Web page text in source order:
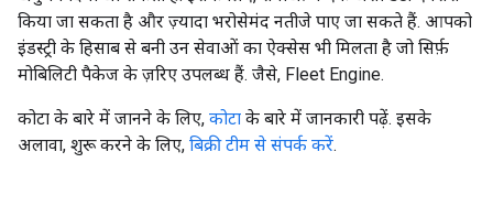
किया जा सकता है और ज़्यादा भरोसेमंद नतीजे पाए जा सकते हैं. आपको
इंडस्ट्री के हिसाब से बनी उन सेवाओं का ऐक्सेस भी मिलता है जो सिर्फ़
मोबिलिटी पैकेज के ज़रिए उपलब्ध हैं. जैसे, Fleet Engine.
कोटा के बारे में जानने के लिए, कोटा के बारे में जानकारी पढ़ें. इसके
अलावा, शुरू करने के लिए, बिक्री टीम से संपर्क करें.